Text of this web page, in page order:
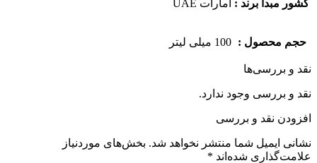
کشور مبدا برند : امارات UAE
حجم محصول : 100 میلی لیتر
نقد و بررسی‌ها
نقد و بررسی وجود ندارد.
افزودن نقد و بررسی
نشانی ایمیل شما منتشر نخواهد شد. بخش‌های موردنیاز
علامت‌گذاری شده‌اند *